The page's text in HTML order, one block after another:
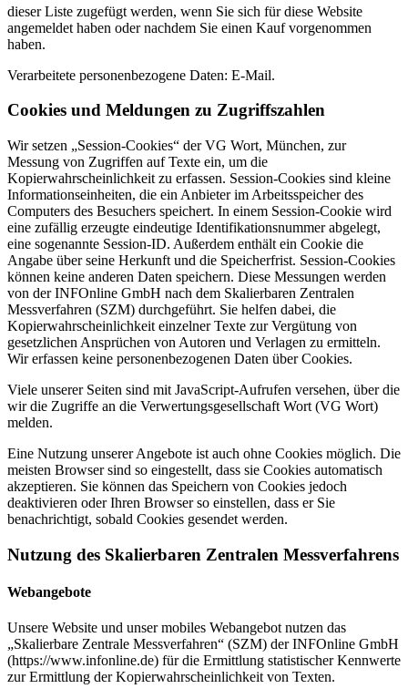
dieser Liste zugefügt werden, wenn Sie sich für diese Website
angemeldet haben oder nachdem Sie einen Kauf vorgenommen
haben.
Verarbeitete personenbezogene Daten: E-Mail.
Cookies und Meldungen zu Zugriffszahlen
Wir setzen „Session-Cookies“ der VG Wort, München, zur
Messung von Zugriffen auf Texte ein, um die
Kopierwahrscheinlichkeit zu erfassen. Session-Cookies sind kleine
Informationseinheiten, die ein Anbieter im Arbeitsspeicher des
Computers des Besuchers speichert. In einem Session-Cookie wird
eine zufällig erzeugte eindeutige Identifikationsnummer abgelegt,
eine sogenannte Session-ID. Außerdem enthält ein Cookie die
Angabe über seine Herkunft und die Speicherfrist. Session-Cookies
können keine anderen Daten speichern. Diese Messungen werden
von der INFOnline GmbH nach dem Skalierbaren Zentralen
Messverfahren (SZM) durchgeführt. Sie helfen dabei, die
Kopierwahrscheinlichkeit einzelner Texte zur Vergütung von
gesetzlichen Ansprüchen von Autoren und Verlagen zu ermitteln.
Wir erfassen keine personenbezogenen Daten über Cookies.
Viele unserer Seiten sind mit JavaScript-Aufrufen versehen, über die
wir die Zugriffe an die Verwertungsgesellschaft Wort (VG Wort)
melden.
Eine Nutzung unserer Angebote ist auch ohne Cookies möglich. Die
meisten Browser sind so eingestellt, dass sie Cookies automatisch
akzeptieren. Sie können das Speichern von Cookies jedoch
deaktivieren oder Ihren Browser so einstellen, dass er Sie
benachrichtigt, sobald Cookies gesendet werden.
Nutzung des Skalierbaren Zentralen Messverfahrens
Webangebote
Unsere Website und unser mobiles Webangebot nutzen das
„Skalierbare Zentrale Messverfahren“ (SZM) der INFOnline GmbH
(https://www.infonline.de) für die Ermittlung statistischer Kennwerte
zur Ermittlung der Kopierwahrscheinlichkeit von Texten.